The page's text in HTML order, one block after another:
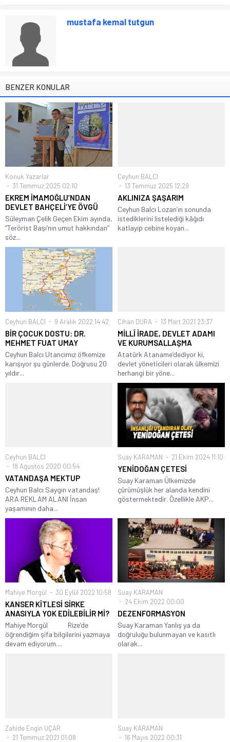
mustafa kemal tutgun
BENZER KONULAR
Konuk Yazarlar
31 Temmuz 2025 02:10
EKREM İMAMOĞLU’NDAN
DEVLET BAHÇELİ’YE ÖVGÜ
Süleyman Çelik Geçen Ekim ayında,
“Terörist Başı’nın umut hakkından”
söz...
Ceyhun BALCI
13 Temmuz 2025 12:29
AKLINIZA ŞAŞARIM
Ceyhun Balcı Lozan’ın sonunda
istediklerini listelediği kâğıdı
katlayıp cebine koyan...
Ceyhun BALCI 9 Aralık 2022 14:42
BİR ÇOCUK DOSTU: DR.
MEHMET FUAT UMAY
Ceyhun Balcı Utancımız öfkemize
karışıyor şu günlerde. Doğrusu 20
yıldır...
Cihan DURA 13 Mart 2021 23:37
MİLLÎ İRADE, DEVLET ADAMI
VE KURUMSALLAŞMA
Atatürk Ataname’dediyor ki,
devlet yöneticileri olarak ülkemizi
herhangi bir yöne...
Ceyhun BALCI
18 Ağustos 2020 00:54
VATANDAŞA MEKTUP
Ceyhun Balcı Saygın vatandaş!
ARA REKLAM ALANI İnsan
yaşamının daha...
Suay KARAMAN 21 Ekim 2024 11:10
YENİDOĞAN ÇETESİ
Suay Karaman Ülkemizde
çürümüşlük her alanda kendini
göstermektedir. Özellikle AKP...
Mahiye Morgül 30 Eylül 2022 10:58
KANSER KİTLESİ SİRKE
ANASIYLA YOK EDİLEBİLİR Mİ?
Mahiye Morgül Rize’de
öğrendiğim şifa bilgilerini yazmaya
devam ediyorum....
Suay KARAMAN
24 Ekim 2022 00:00
DEZENFORMASYON
Suay Karaman Yanlış ya da
doğruluğu bulunmayan ve kasıtlı
olarak...
Zahide Engin UÇAR
21 Temmuz 2021 01:08
Suay KARAMAN
16 Mayıs 2022 00:31